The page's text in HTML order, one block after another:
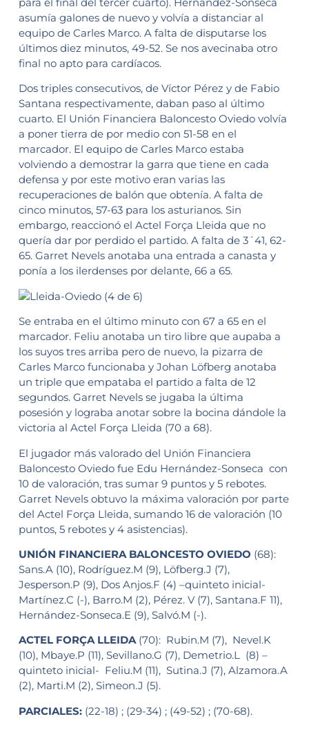
asumía galones de nuevo y volvía a distanciar al
equipo de Carles Marco. A falta de disputarse los
últimos diez minutos, 49-52. Se nos avecinaba otro
final no apto para cardíacos.
Dos triples consecutivos, de Víctor Pérez y de Fabio
Santana respectivamente, daban paso al último
cuarto. El Unión Financiera Baloncesto Oviedo volvía
a poner tierra de por medio con 51-58 en el
marcador. El equipo de Carles Marco estaba
volviendo a demostrar la garra que tiene en cada
defensa y por este motivo eran varias las
recuperaciones de balón que obtenía. A falta de
cinco minutos, 57-63 para los asturianos. Sin
embargo, reaccionó el Actel Força Lleida que no
quería dar por perdido el partido. A falta de 3´41, 62-
65. Garret Nevels anotaba una entrada a canasta y
ponía a los ilerdenses por delante, 66 a 65.
Se entraba en el último minuto con 67 a 65 en el
marcador. Feliu anotaba un tiro libre que aupaba a
los suyos tres arriba pero de nuevo, la pizarra de
Carles Marco funcionaba y Johan Löfberg anotaba
un triple que empataba el partido a falta de 12
segundos. Garret Nevels se jugaba la última
posesión y lograba anotar sobre la bocina dándole la
victoria al Actel Força Lleida (70 a 68).
El jugador más valorado del Unión Financiera
Baloncesto Oviedo fue Edu Hernández-Sonseca con
10 de valoración, tras sumar 9 puntos y 5 rebotes.
Garret Nevels obtuvo la máxima valoración por parte
del Actel Força Lleida, sumando 16 de valoración (10
puntos, 5 rebotes y 4 asistencias).
UNIÓN FINANCIERA BALONCESTO OVIEDO (68):
Sans.A (10), Rodríguez.M (9), Löfberg.J (7),
Jesperson.P (9), Dos Anjos.F (4) –quinteto inicial-
Martínez.C (-), Barro.M (2), Pérez. V (7), Santana.F 11),
Hernández-Sonseca.E (9), Salvó.M (-).
ACTEL FORÇA LLEIDA (70): Rubin.M (7), Nevel.K
(10), Mbaye.P (11), Sevillano.G (7), Demetrio.L (8) –
quinteto inicial- Feliu.M (11), Sutina.J (7), Alzamora.A
(2), Marti.M (2), Simeon.J (5).
PARCIALES: (22-18) ; (29-34) ; (49-52) ; (70-68).